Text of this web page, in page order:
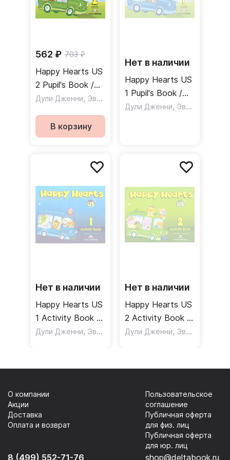
главного героя, кота Кенни.
562 ₽ 703 ₽
Happy Hearts US
2 Pupil's Book /
Учебник
Дули Дженни, Эванс Вирджиния
В корзину
Нет в наличии
Happy Hearts US
1 Pupil's Book /
Учебник
Дули Дженни, Эванс Вирджиния
Нет в наличии
Happy Hearts US
1 Activity Book /
Рабочая тетрадь
Дули Дженни, Эванс Вирджиния
Нет в наличии
Happy Hearts US
2 Activity Book /
Рабочая тетрадь
Дули Дженни, Эванс Вирджиния
8 (499) 552-71-76
О компании
Акции
Доставка
Оплата и возврат
Пользовательское
соглашение
Публичная оферта
для физ. лиц
Публичная оферта
для юр. лиц
shop@deltabook.ru